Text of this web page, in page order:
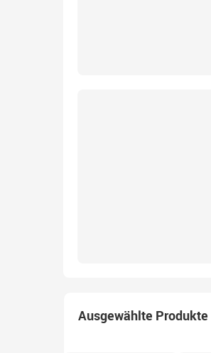
Ausgewählte Produkte